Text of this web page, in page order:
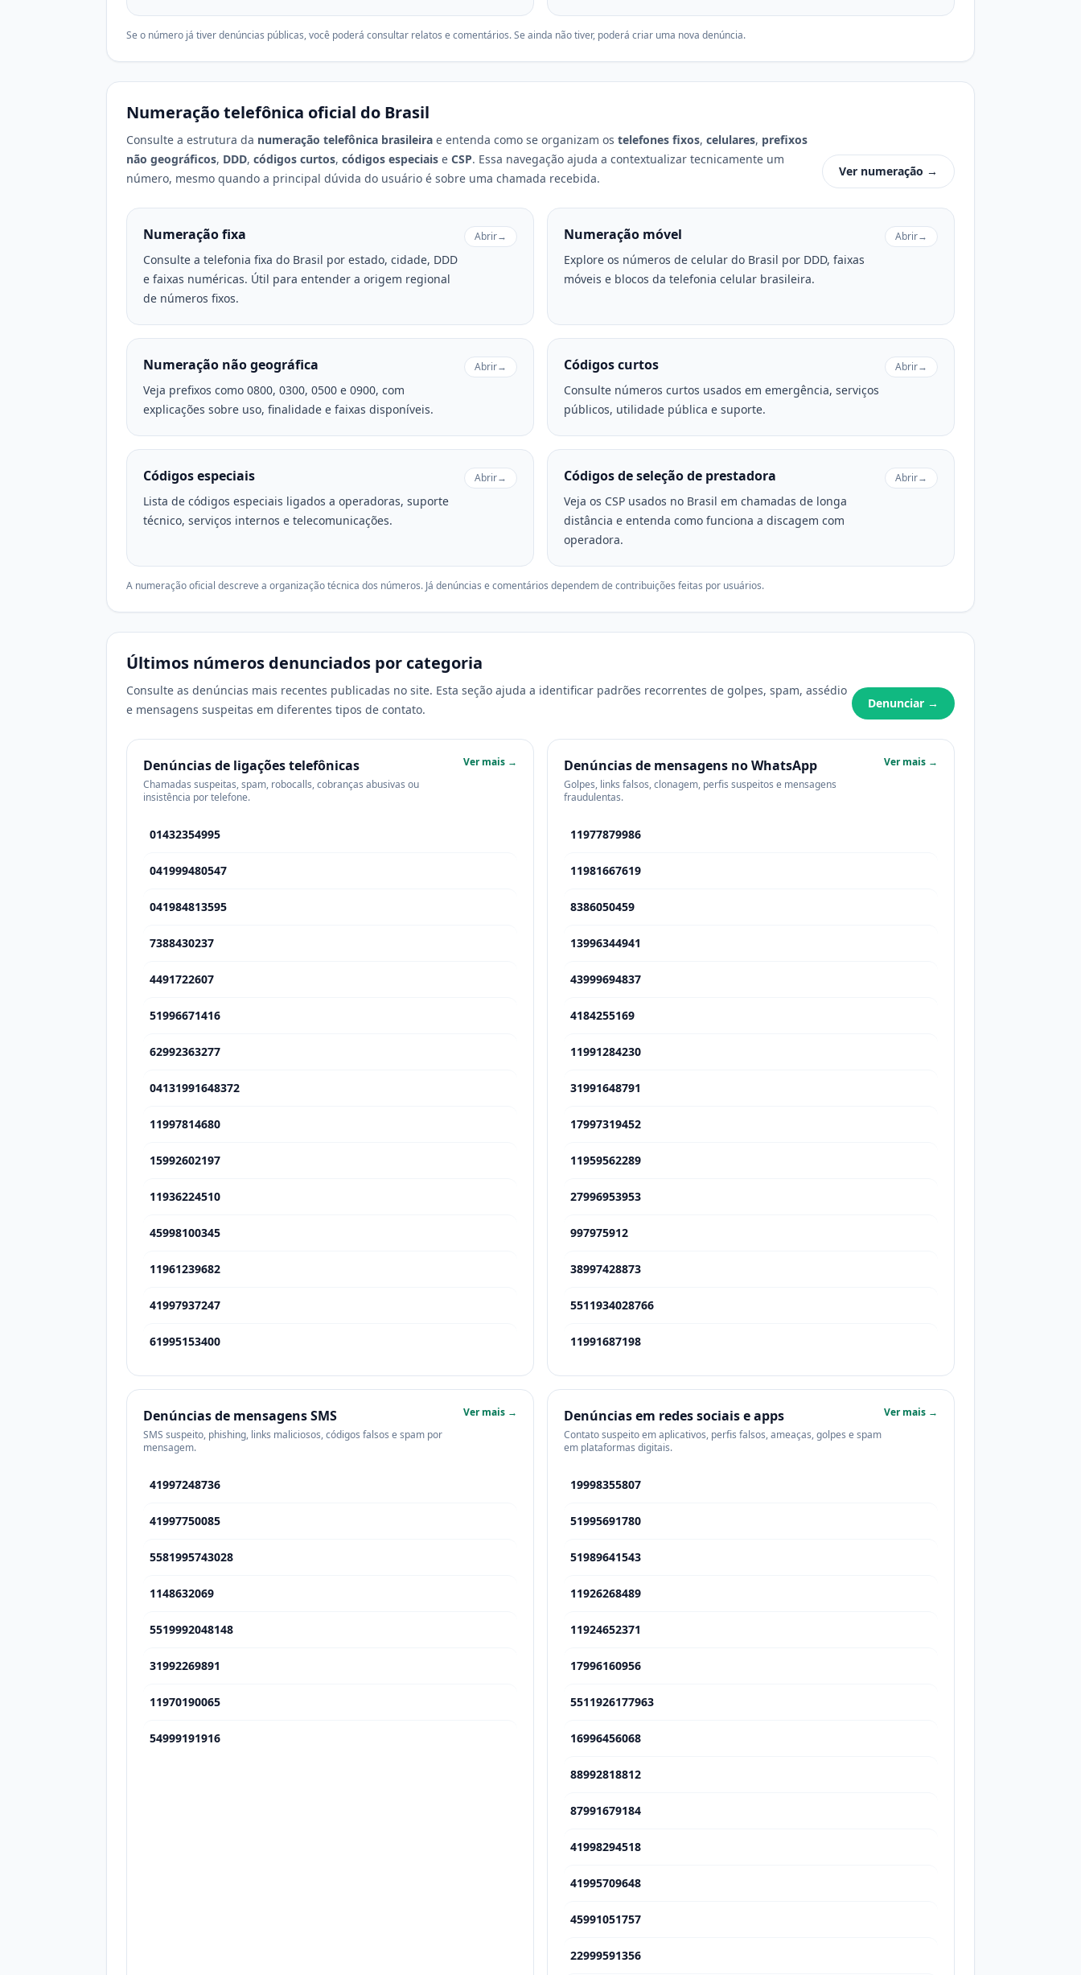
Se o número já tiver denúncias públicas, você poderá consultar relatos e comentários. Se ainda não tiver, poderá criar uma nova denúncia.
Numeração telefônica oficial do Brasil
Consulte a estrutura da numeração telefônica brasileira e entenda como se organizam os telefones fixos, celulares, prefixos
não geográficos, DDD, códigos curtos, códigos especiais e CSP. Essa navegação ajuda a contextualizar tecnicamente um
número, mesmo quando a principal dúvida do usuário é sobre uma chamada recebida.
Ver numeração →
Numeração fixa
Consulte a telefonia fixa do Brasil por estado, cidade, DDD
e faixas numéricas. Útil para entender a origem regional
de números fixos.
Abrir→ Numeração móvel
Explore os números de celular do Brasil por DDD, faixas
móveis e blocos da telefonia celular brasileira.
Abrir→
Numeração não geográfica
Veja prefixos como 0800, 0300, 0500 e 0900, com
explicações sobre uso, finalidade e faixas disponíveis.
Abrir→ Códigos curtos
Consulte números curtos usados em emergência, serviços
públicos, utilidade pública e suporte.
Abrir→
Códigos especiais
Lista de códigos especiais ligados a operadoras, suporte
técnico, serviços internos e telecomunicações.
Abrir→ Códigos de seleção de prestadora
Veja os CSP usados no Brasil em chamadas de longa
distância e entenda como funciona a discagem com
operadora.
Abrir→
A numeração oficial descreve a organização técnica dos números. Já denúncias e comentários dependem de contribuições feitas por usuários.
Últimos números denunciados por categoria
Consulte as denúncias mais recentes publicadas no site. Esta seção ajuda a identificar padrões recorrentes de golpes, spam, assédio
e mensagens suspeitas em diferentes tipos de contato.
Denunciar →
Denúncias de ligações telefônicas
Chamadas suspeitas, spam, robocalls, cobranças abusivas ou
insistência por telefone.
Ver mais →
01432354995
041999480547
041984813595
7388430237
4491722607
51996671416
62992363277
04131991648372
11997814680
15992602197
11936224510
45998100345
11961239682
41997937247
61995153400
Denúncias de mensagens no WhatsApp
Golpes, links falsos, clonagem, perfis suspeitos e mensagens
fraudulentas.
Ver mais →
11977879986
11981667619
8386050459
13996344941
43999694837
4184255169
11991284230
31991648791
17997319452
11959562289
27996953953
997975912
38997428873
5511934028766
11991687198
Denúncias de mensagens SMS
SMS suspeito, phishing, links maliciosos, códigos falsos e spam por
mensagem.
Ver mais →
41997248736
41997750085
5581995743028
1148632069
5519992048148
31992269891
11970190065
54999191916
Denúncias em redes sociais e apps
Contato suspeito em aplicativos, perfis falsos, ameaças, golpes e spam
em plataformas digitais.
Ver mais →
19998355807
51995691780
51989641543
11926268489
11924652371
17996160956
5511926177963
16996456068
88992818812
87991679184
41998294518
41995709648
45991051757
22999591356